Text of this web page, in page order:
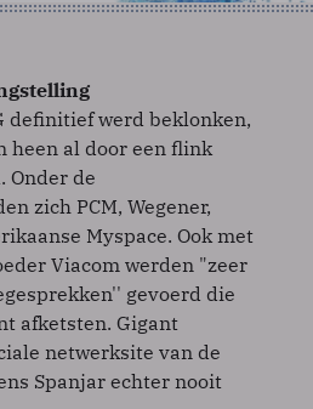
definitief werd beklonken,
heen al door een flink
Onder de
zich PCM, Wegener,
Myspace. Ook met
Viacom werden "zeer
gevoerd die
afketsten. Gigant
netwerksite van de
Spanjar echter nooit